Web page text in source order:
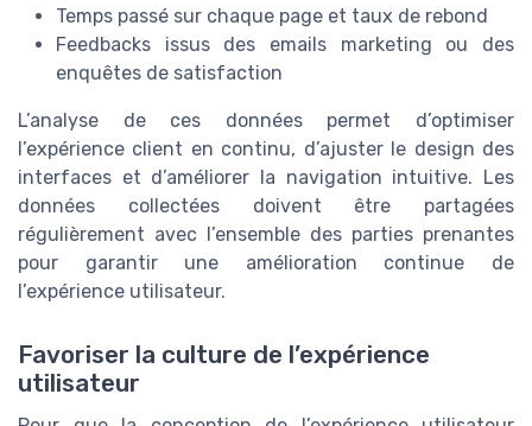
Temps passé sur chaque page et taux de rebond
Feedbacks issus des emails marketing ou des
enquêtes de satisfaction
L’analyse de ces données permet d’optimiser
l’expérience client en continu, d’ajuster le design des
interfaces et d’améliorer la navigation intuitive. Les
données collectées doivent être partagées
régulièrement avec l’ensemble des parties prenantes
pour garantir une amélioration continue de
l’expérience utilisateur.
Favoriser la culture de l’expérience
utilisateur